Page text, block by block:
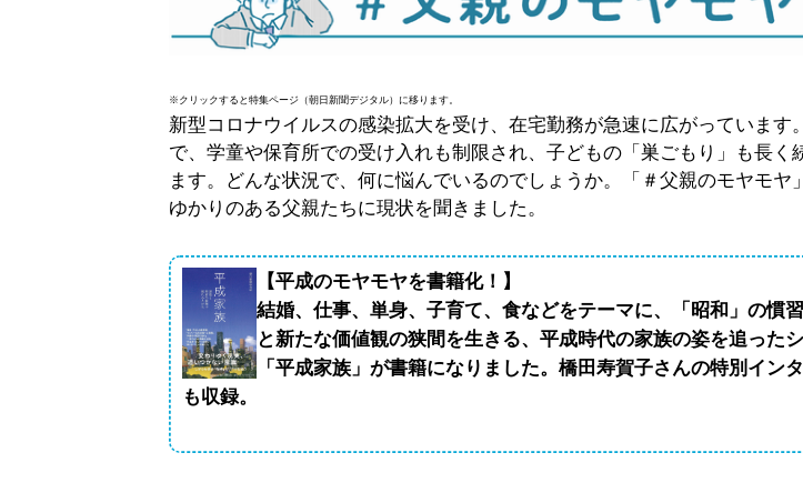
※クリックすると特集ページ（朝日新聞デジタル）に移ります。
新型コロナウイルスの感染拡大を受け、在宅勤務が急速に広がっています
で、学童や保育所での受け入れも制限され、子どもの「巣ごもり」も長く
ます。どんな状況で、何に悩んでいるのでしょうか。「＃父親のモヤモヤ
ゆかりのある父親たちに現状を聞きました。
【平成のモヤモヤを書籍化！】
結婚、仕事、単身、子育て、食などをテーマに、「昭和」の慣
と新たな価値観の狭間を生きる、平成時代の家族の姿を追った
「平成家族」が書籍になりました。橋田寿賀子さんの特別イン
も収録。